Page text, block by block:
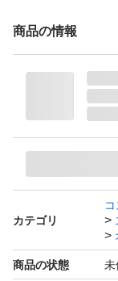
☆値下げ不可☆
ブランド：キュ
商品の情報
カテゴリ
商品の状態 未